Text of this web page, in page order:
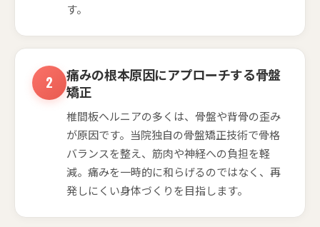
す。
痛みの根本原因にアプローチする骨盤
矯正
椎間板ヘルニアの多くは、骨盤や背骨の歪み
が原因です。当院独自の骨盤矯正技術で骨格
バランスを整え、筋肉や神経への負担を軽
減。痛みを一時的に和らげるのではなく、再
発しにくい身体づくりを目指します。